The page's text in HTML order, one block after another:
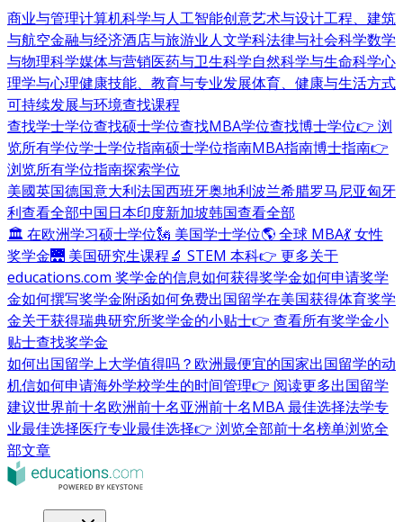
商业与管理计算机科学与人工智能创意艺术与设计工程、建筑
与航空金融与经济酒店与旅游业人文学科法律与社会科学数学
与物理科学媒体与营销医药与卫生科学自然科学与生命科学心
理学与心理健康技能、教育与专业发展体育、健康与生活方式
可持续发展与环境查找课程
查找学士学位查找硕士学位查找MBA学位查找博士学位👉 浏
览所有学位学士学位指南硕士学位指南MBA指南博士指南👉
浏览所有学位指南探索学位
美國英国德国意大利法国西班牙奥地利波兰希腊罗马尼亚匈牙
利查看全部中国日本印度新加坡韩国查看全部
🏛 在欧洲学习硕士学位🗽 美国学士学位🌎 全球 MBA💃 女性
奖学金🌉 美国研究生课程🔬 STEM 本科👉 更多关于
educations.com 奖学金的信息如何获得奖学金如何申请奖学
金如何撰写奖学金附函如何免费出国留学在美国获得体育奖学
金关于获得瑞典研究所奖学金的小贴士👉 查看所有奖学金小
贴士查找奖学金
如何出国留学上大学值得吗？ 欧洲最便宜的国家出国留学的动
机信如何申请海外学校学生的时间管理👉 阅读更多出国留学
建议世界前十名欧洲前十名亚洲前十名MBA 最佳选择法学专
业最佳选择医疗专业最佳选择👉 浏览全部前十名榜单浏览全
部文章